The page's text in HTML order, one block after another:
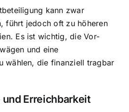
kann zwar
führt jedoch oft zu höheren
Es ist wichtig, die Vor-
und eine
wählen, die finanziell tragbar
Erreichbarkeit